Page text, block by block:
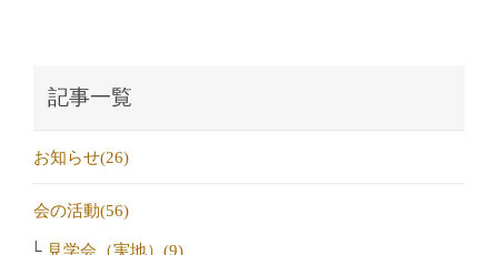
記事一覧
お知らせ(26)
会の活動(56)
見学会（実地）(9)